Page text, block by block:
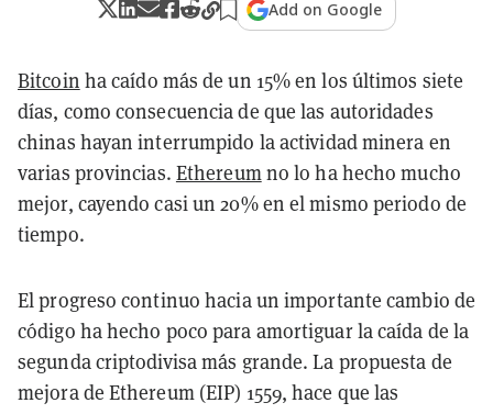
Add on Google
Bitcoin ha caído más de un 15% en los últimos siete
días, como consecuencia de que las autoridades
chinas hayan interrumpido la actividad minera en
varias provincias. Ethereumno lo ha hecho mucho
mejor, cayendo casi un 20% en el mismo periodo de
tiempo.
El progreso continuo hacia un importante cambio de
código ha hecho poco para amortiguar la caída de la
segunda criptodivisa más grande. La propuesta de
mejora de Ethereum (EIP) 1559, hace que las